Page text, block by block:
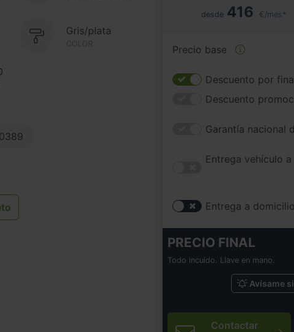
Gris/plata
COLOR
desde 416 €/mes*
Precio base
Descuento por
Descuento
Garantía nacional
Entrega vehículo
Entrega a domicilio
PRECIO FINAL
Todo incuido. Llave en mano.
Avísame
Contactar